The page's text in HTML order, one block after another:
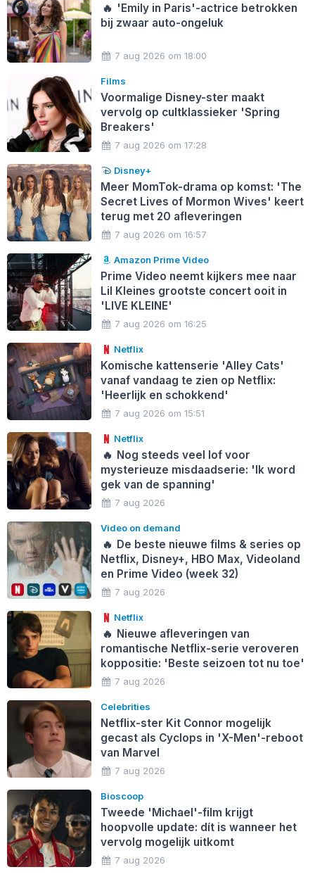
🔥 'Emily in Paris'-actrice betrokken
bij zwaar auto-ongeluk
7 aug 2026 om 18:00
Films
Voormalige Disney-ster maakt
vervolg op cultklassieker 'Spring
Breakers'
7 aug 2026 om 17:28
Disney+
Meer MomTok-drama op komst: 'The
Secret Lives of Mormon Wives' keert
terug met 20 afleveringen
7 aug 2026 om 16:57
Amazon Prime Video
Prime Video neemt kijkers mee naar
Lil Kleines grootste concert ooit in
'LIVE KLEINE'
7 aug 2026 om 16:25
Netflix
Komische kattenserie 'Alley Cats'
vanaf vandaag te zien op Netflix:
'Heerlijk en schokkend'
7 aug 2026 om 15:51
Netflix
🔥 Nog steeds veel lof voor
mysterieuze misdaadserie: 'Ik word
gek van de spanning'
7 aug 2026
Video on demand
🔥 De beste nieuwe films & series op
Netflix, Disney+, HBO Max, Videoland
en Prime Video (week 32)
7 aug 2026
Netflix
🔥 Nieuwe afleveringen van
romantische Netflix-serie veroveren
koppositie: 'Beste seizoen tot nu toe'
7 aug 2026
Celebrities
Netflix-ster Kit Connor mogelijk
gecast als Cyclops in 'X-Men'-reboot
van Marvel
7 aug 2026
Bioscoop
Tweede 'Michael'-film krijgt
hoopvolle update: dít is wanneer het
vervolg mogelijk uitkomt
7 aug 2026